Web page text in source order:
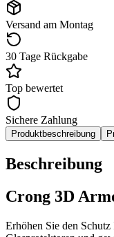
Versand am Montag
30 Tage Rückgabe
Top bewertet
Sichere Zahlung
Produktbeschreibung
Beschreibung
Crong 3D
Erhöhen Sie den